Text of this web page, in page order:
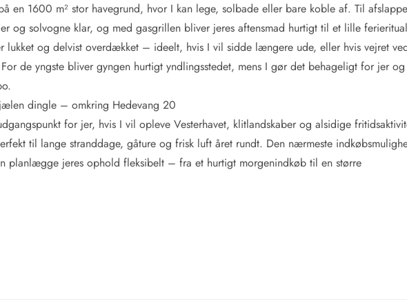
en 1600 m² stor havegrund, hvor I kan lege, solbade eller bare koble af. Til
og solvogne klar, og med gasgrillen bliver jeres aftensmad hurtigt til et lille
lukket og delvist overdækket – ideelt, hvis I vil sidde længere ude, eller hvis vejret
de yngste bliver gyngen hurtigt yndlingsstedet, mens I gør det behageligt for jer og
dingle – omkring Hedevang 20
for jer, hvis I vil opleve Vesterhavet, klitlandskaber og alsidige
til lange stranddage, gåture og frisk luft året rundt. Den nærmeste
planlægge jeres ophold fleksibelt – fra et hurtigt morgenindkøb til en større